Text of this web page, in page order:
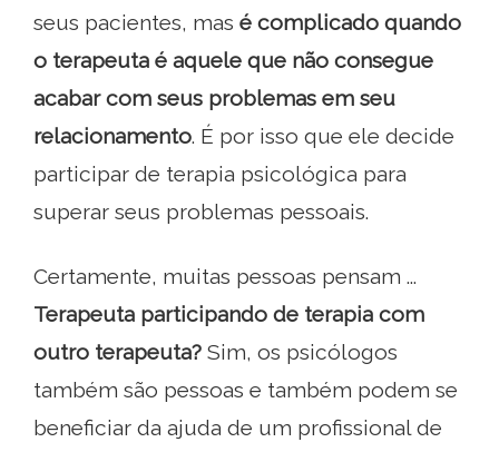
seus pacientes, mas é complicado quando
o terapeuta é aquele que não consegue
acabar com seus problemas em seu
relacionamento. É por isso que ele decide
participar de terapia psicológica para
superar seus problemas pessoais.
Certamente, muitas pessoas pensam ...
Terapeuta participando de terapia com
outro terapeuta? Sim, os psicólogos
também são pessoas e também podem se
beneficiar da ajuda de um profissional de